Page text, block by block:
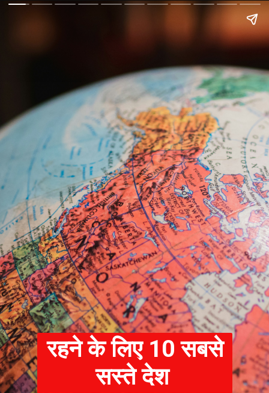
रहने के लिए 10 सबसे
सस्ते देश